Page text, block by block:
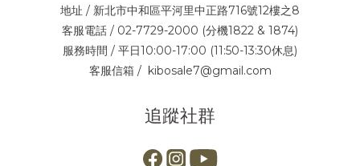
地址 / 新北市中和區平河里中正路716號12樓之8
客服電話 / 02-7729-2000 (分機1822 & 1874)
服務時間 / 平日10:00-17:00 (11:50-13:30休息)
客服信箱 / kibosale7@gmail.com
追蹤社群